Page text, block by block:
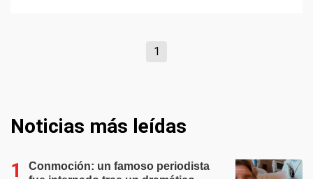
1
Noticias más leídas
Conmoción: un famoso periodista